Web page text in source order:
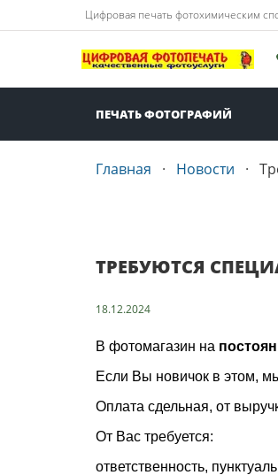
Цифровая печать фотохимическим
ПЕЧАТЬ ФОТОГРАФИЙ
Главная Новости
ТРЕБУЮТСЯ
18.12.2024
В фотомагазин на
Если Вы новичок в этом,
Оплата сдельная, от
От Вас требуется:
ответственность,